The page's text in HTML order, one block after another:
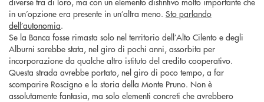
in un’opzione era presente in un’altra meno. Sto parlando
dell’autonomia.
Se la Banca fosse rimasta solo nel territorio dell’Alto Cilento e degli
Alburni sarebbe stata, nel giro di pochi anni, assorbita per
incorporazione da qualche altro istituto del credito cooperativo.
Questa strada avrebbe portato, nel giro di poco tempo, a far
scomparire Roscigno e la storia della Monte Pruno. Non è
assolutamente fantasia, ma solo elementi concreti che avrebbero